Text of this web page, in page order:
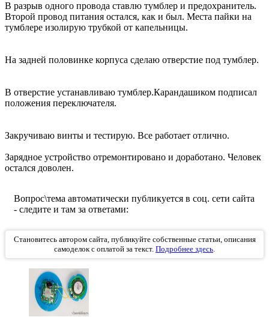
В разрыв одного провода ставлю тумблер и предохранитель.
Второй провод питания остался, как и был. Места пайки на
тумблере изолирую трубкой от капельницы.
На задней половинке корпуса сделаю отверстие под тумблер.
В отверстие устанавливаю тумблер.Карандашиком подписал
положения переключателя.
Закручиваю винты и тестирую. Все работает отлично.
Зарядное устройство отремонтировано и доработано. Человек
остался доволен.
Вопрос\тема автоматически публикуется в соц. сети сайта
- следите и там за ответами:
Становитесь автором сайта, публикуйте собственные статьи, описания
самоделок с оплатой за текст. Подробнее здесь.